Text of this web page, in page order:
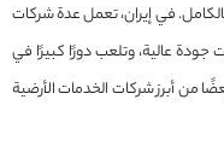
في إيران، تعمل عدة شركات
عالية، وتلعب دورًا كبيرًا في
من أبرز شركات الخدمات الأرضية